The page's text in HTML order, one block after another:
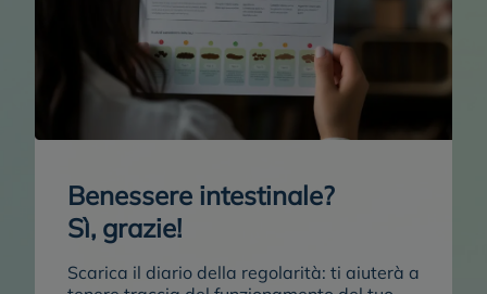
Benessere intestinale?
Sì, grazie!
Scarica il diario della regolarità: ti aiuterà a